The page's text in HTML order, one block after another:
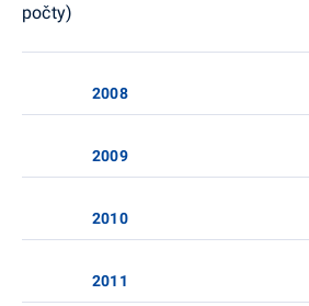
počty)
2008
2009
2010
2011